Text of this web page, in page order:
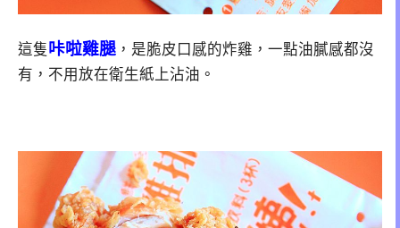
這隻咔啦雞腿 ，是脆皮口感的炸雞，一點油膩感都沒
有，不用放在衛生紙上沾油。